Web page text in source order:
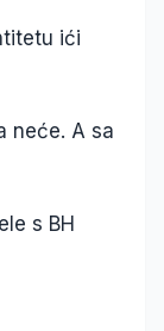
ići
neće. A sa
s BH